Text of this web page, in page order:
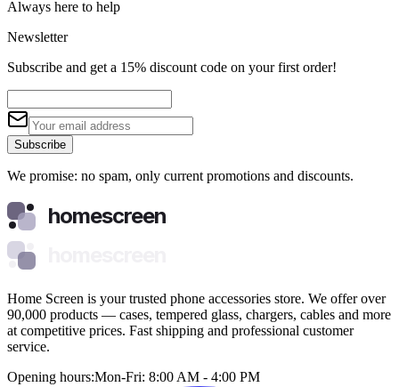
Always here to help
Newsletter
Subscribe and get a 15% discount code on your first order!
Subscribe
We promise: no spam, only current promotions and discounts.
homescreen
Home Screen is your trusted phone accessories store. We offer over
90,000 products — cases, tempered glass, chargers, cables and more
at competitive prices. Fast shipping and professional customer
service.
Opening hours:Mon-Fri: 8:00 AM - 4:00 PM